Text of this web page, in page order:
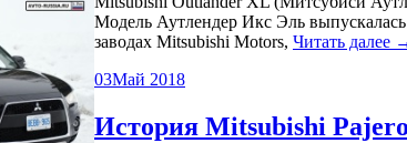
Модель Аутлендер Икс Эль выпускалась
заводах Mitsubishi Motors, Читать далее
03Май 2018
История Mitsubishi